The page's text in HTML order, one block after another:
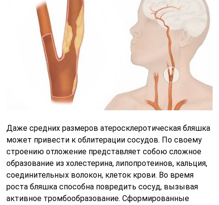
Даже средних размеров атеросклеротическая бляшка
может привести к облитерации сосудов. По своему
строению отложение представляет собою сложное
образование из холестерина, липопротеинов, кальция,
соединительных волокон, клеток крови. Во время
роста бляшка способна повредить сосуд, вызывая
активное тромбообразование. Сформированные